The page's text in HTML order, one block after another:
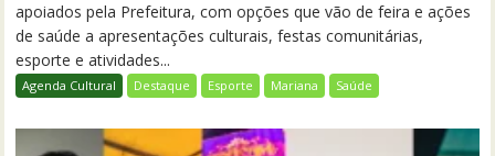
apoiados pela Prefeitura, com opções que vão de feira e ações
de saúde a apresentações culturais, festas comunitárias,
esporte e atividades...
Agenda Cultural Destaque Esporte Mariana Saúde